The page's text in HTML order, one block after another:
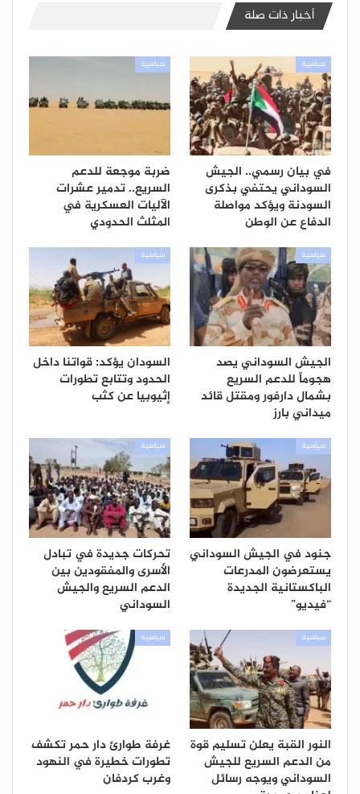
أخبار ذات صلة
سياسية
في بيان رسمي.. الجيش
السوداني يحتفي بذكرى
السودنة ويؤكد مواصلة
الدفاع عن الوطن
سياسية
ضربة موجعة للدعم
السريع.. تدمير عشرات
الآليات العسكرية في
المثلث الحدودي
سياسية
الجيش السوداني يصد
هجوماً للدعم السريع
بشمال دارفور ومقتل قائد
ميداني بارز
سياسية
السودان يؤكد: قواتنا داخل
الحدود وتتابع تطورات
إثيوبيا عن كثب
سياسية
جنود في الجيش السوداني
يستعرضون المدرعات
الباكستانية الجديدة
“فيديو”
سياسية
تحركات جديدة في تبادل
الأسرى والمفقودين بين
الدعم السريع والجيش
السوداني
سياسية
النور القبة يعلن تسليم قوة
من الدعم السريع للجيش
السوداني ويوجه رسائل
سياسية
غرفة طوارئ دار حمر تكشف
تطورات خطيرة في النهود
وغرب كردفان